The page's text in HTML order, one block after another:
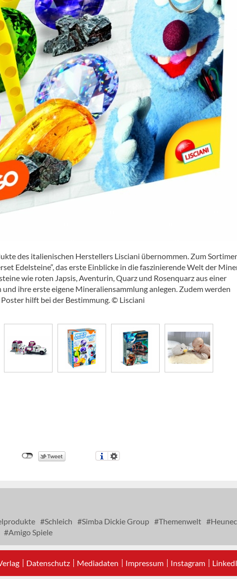
des italienischen Herstellers Lisciani übernommen. Zum
Edelsteine“, das erste Einblicke in die faszinierende Welt der
wie roten Japsis, Aventurin, Quarz und Rosenquarz aus einer
ihre erste eigene Mineraliensammlung anlegen. Zudem werden
hilft bei der Bestimmung. © Lisciani
Schleich Simba Dickie Group Themenwelt
Heunec
Amigo Spiele
Datenschutz Mediadaten Impressum Instagram